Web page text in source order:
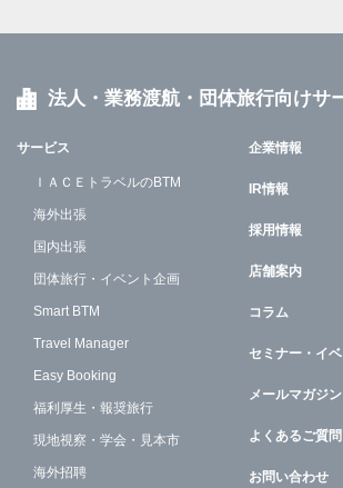
法人・業務渡航・団体旅行向けサ
サービス
ＩＡＣＥトラベルのBTM
海外出張
国内出張
団体旅行・イベント企画
Smart BTM
Travel Manager
Easy Booking
福利厚生・報奨旅行
現地視察・学会・見本市
海外招聘
企業情報
IR情報
採用情報
店舗案内
コラム
セミナー・イベ
メールマガジン
よくあるご質問
お問い合わせ